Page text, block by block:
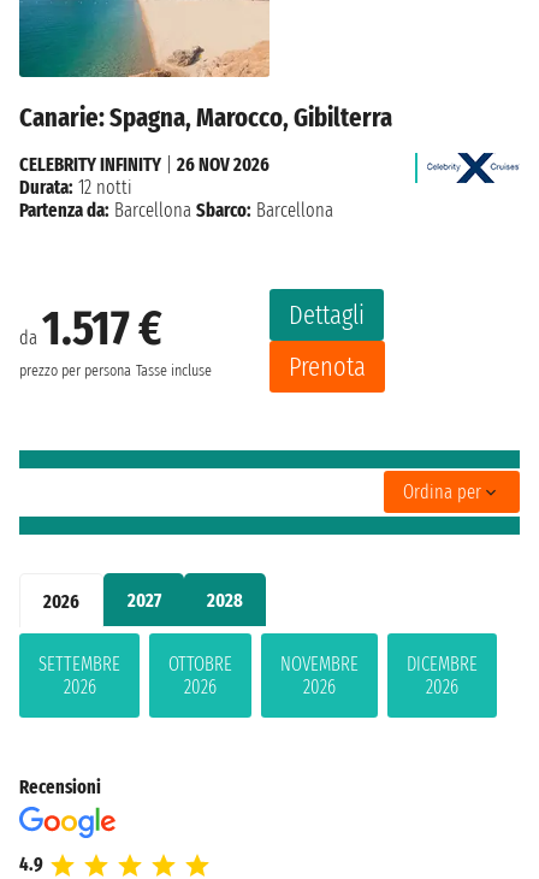
2026 2027 2028
SETTEMBRE
2026
OTTOBRE
2026
NOVEMBRE
2026
DICEMBRE
2026
Canarie: Spagna, Marocco, Gibilterra
da 1.517 €
prezzo per persona Tasse incluse
Dettagli
Prenota
CELEBRITY INFINITY
26 NOV 2026
Durata: 12 notti
Partenza da: Barcellona Sbarco: Barcellona
Ordina per
Recensioni
4.9